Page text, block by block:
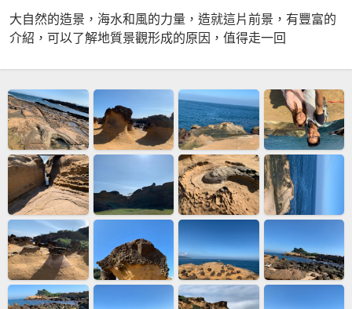
大自然的造景，海水和風的力量，造就這片前景，有豐富的
介紹，可以了解地質景觀形成的原因，值得走一回